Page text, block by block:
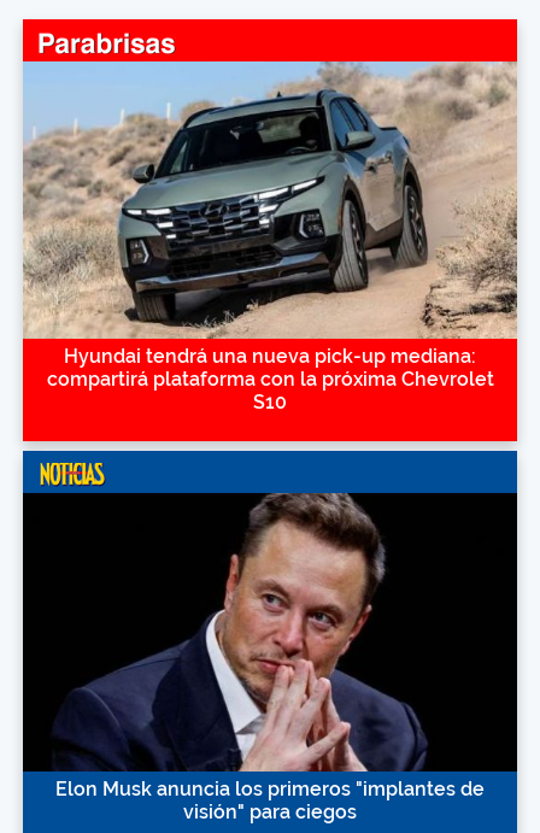
Hyundai tendrá una nueva pick-up mediana:
compartirá plataforma con la próxima Chevrolet
S10
Elon Musk anuncia los primeros "implantes de
visión" para ciegos